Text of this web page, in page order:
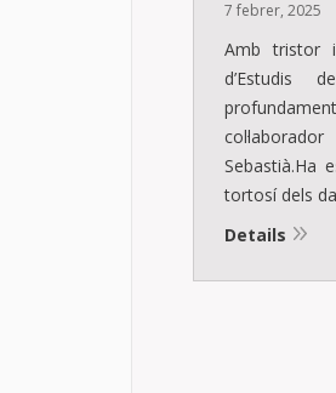
7 febrer, 2025
Amb tristor
d’Estudis
Sebastià.Ha
tortosí dels
Details